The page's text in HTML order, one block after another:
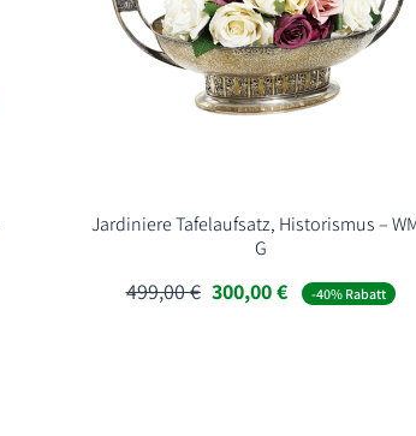
Jardiniere Tafelaufsatz, Historismus –
G
499,00€ Ursprünglicher
Preis
300,00€Aktueller
Preis
-40% Rabatt